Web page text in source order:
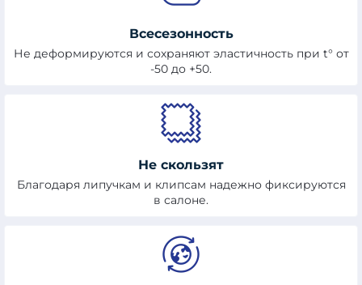
Всесезонность
Не деформируются и сохраняют эластичность при t° от
-50 до +50.
Не скользят
Благодаря липучкам и клипсам надежно фиксируются
в салоне.